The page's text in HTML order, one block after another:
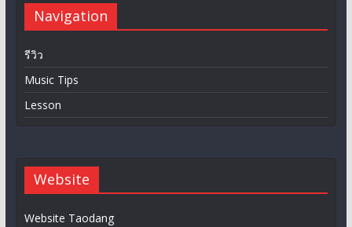
Navigation
รีวิว
Music Tips
Lesson
Website
Website Taodang